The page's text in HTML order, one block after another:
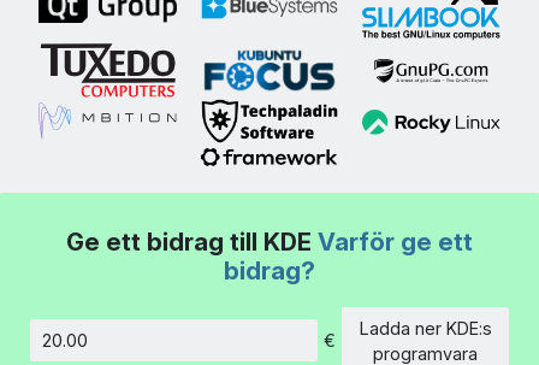
Ge ett bidrag till KDE Varför ge ett
bidrag?
€
Ladda ner KDE:s
programvara